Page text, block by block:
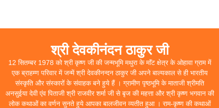
श्री देवकीनंदन ठाकुर जी
12 सितम्बर 1978 को श्री कृष्ण जी की जन्मभूमि मथुरा के माॅंट क्षेत्र के ओहावा ग्राम में
एक ब्राहम्ण परिवार में जन्में श्री देवकीनन्दन ठाकुर जी अपने बाल्यकाल से ही भारतीय
संस्कृति और संस्कारों के संवाहक बने हुये हैं । ग्रामीण पृष्ठभूमि के माताजी श्रीमति
अनसुईया देवी एंव पिताजी श्री राजवीर शर्मा जी से बृज की महत्ता और श्री कृष्ण भगवान की
लोक कथाओं का वर्णन सुनते हुये आपका बालजीवन व्यतीत हुआ । राम-कृष्ण की कथाओं